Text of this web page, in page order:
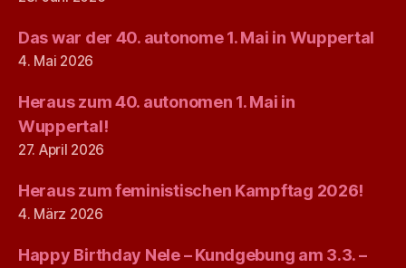
Das war der 40. autonome 1. Mai in Wuppertal
4. Mai 2026
Heraus zum 40. autonomen 1. Mai in
Wuppertal!
27. April 2026
Heraus zum feministischen Kampftag 2026!
4. März 2026
Happy Birthday Nele – Kundgebung am 3.3. –